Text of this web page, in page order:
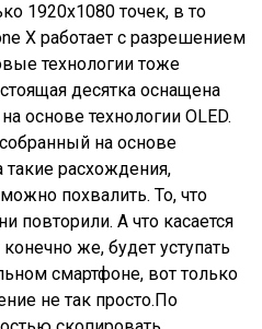
1920х1080 точек, в то
X работает с разрешением
технологии тоже
десятка оснащена
основе технологии OLED.
на основе
расхождения,
похвалить. То, что
повторили. А что касается
же, будет уступать
смартфоне, вот только
не так просто.По